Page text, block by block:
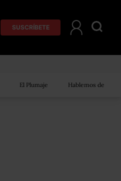
SUSCRÍBETE
El Plumaje Hablemos de